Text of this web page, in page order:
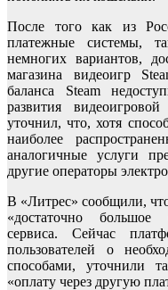
После того как из
платежные системы,
немногих вариантов,
магазина видеоигр
баланса Steam
развития
уточнил, что, хотя
наиболее
аналогичные услуги
другие операторы
В «Литрес» сообщили,
«достаточно большое
сервиса. Сейчас
пользователей о
способами, уточнили
«оплату через другую